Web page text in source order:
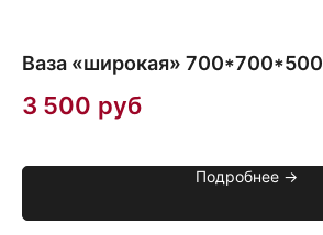
Ваза «широкая» 700*700*500
3 500 руб
Подробнее →